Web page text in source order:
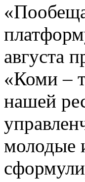
августа
«Коми –
нашей
молодые